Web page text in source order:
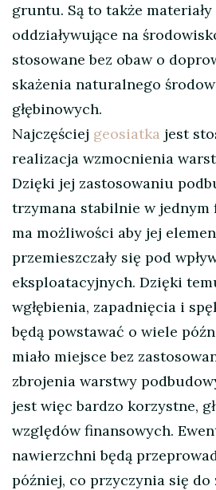
gruntu. Są to także
oddziaływujące na
stosowane bez obaw o
skażenia naturalnego
głębinowych.
Najczęściej geosiatka jest
realizacja wzmocnienia
Dzięki jej zastosowaniu
trzymana stabilnie w jednym
ma możliwości aby jej
przemieszczały się pod
eksploatacyjnych. Dzięki
wgłębienia, zapadnięcia i
będą powstawać o wiele
miało miejsce bez
zbrojenia warstwy
jest więc bardzo korzystne,
względów finansowych.
nawierzchni będą
później, co przyczynia się do